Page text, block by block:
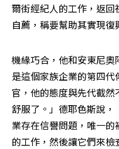
爾街經紀人的工作，返
自薦，稱要幫助其實現復
機緣巧合，他和安東尼
是這個家族企業的第四
官，他的態度與先代截
舒服了。」德耶色斯說
業存在信譽問題，唯一
的工作，然後讓它們來檢